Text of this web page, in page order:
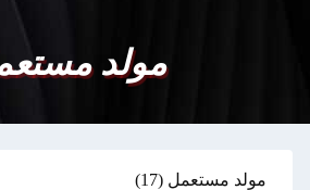
مولد
مولد مستعمل (17)